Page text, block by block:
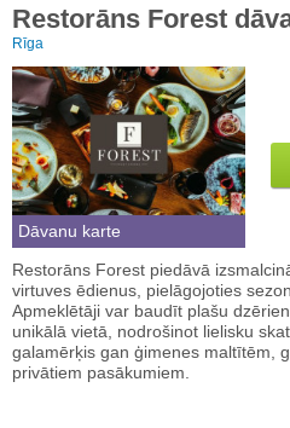
Restorāns Forest
Rīga
Dāvanu karte
Restorāns Forest piedāvā
virtuves ēdienus, pielāgojoties
Apmeklētāji var baudīt plašu
unikālā vietā, nodrošinot lielisku
galamērķis gan ģimenes maltītēm,
privātiem pasākumiem.